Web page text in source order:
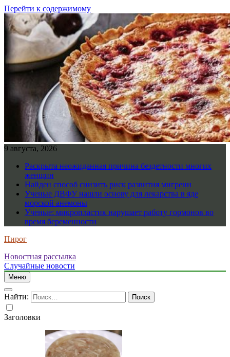
Перейти к содержимому
9 августа, 2026
Раскрыта неожиданная причина бездетности многих
женщин
Найден способ снизить риск развития мигрени
Ученые ДВФУ нашли основу для лекарства в яде
морской анемоны
Ученые: микропластик нарушает работу гормонов во
время беременности
Пирог
Новостная рассылка
Случайные новости
Меню
Найти:
Заголовки